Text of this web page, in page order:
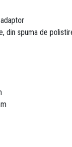
din spuma de